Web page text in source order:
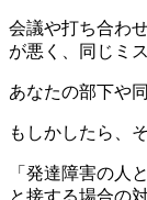
会議や打ち合わ
が悪く、同じミ
あなたの部下や
もしかしたら、
「発達障害の人
と接する場合の